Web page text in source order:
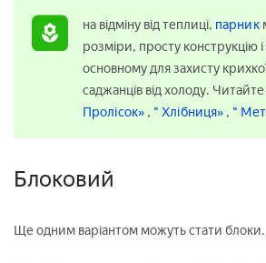
на відміну від теплиці, парник
розміри, просту конструкцію
основному для захисту
саджанців від холоду.
Пролісок» , " Хлібниця» , "
Блоковий
Ще одним варіантом можуть стати блоки.